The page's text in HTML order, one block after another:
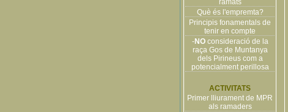
ramats
Què és l'empremta?
Principis fonamentals de
tenir en compte
-NOconsideració de la
raça Gos de Muntanya
dels Pirineus com a
potencialment perillosa
ACTIVITATS
Primer lliurament de MPR
als ramaders